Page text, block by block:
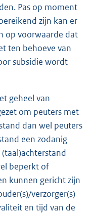
Pas op moment
zijn kan er
op voorwaarde dat
ten behoeve van
subsidie wordt
geheel van
om peuters met
dan wel peuters
een zodanig
beperkt of
kunnen gericht zijn
verzorger(s)
en tijd van de